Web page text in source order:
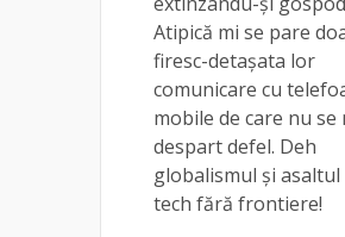
Atipică mi se pare
firesc-detașata lor
comunicare cu
mobile de care nu se
despart defel. Deh
globalismul și
tech fără frontiere!